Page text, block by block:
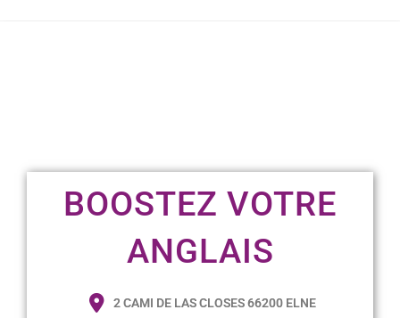
BOOSTEZ VOTRE
ANGLAIS
2 CAMI DE LAS CLOSES 66200 ELNE